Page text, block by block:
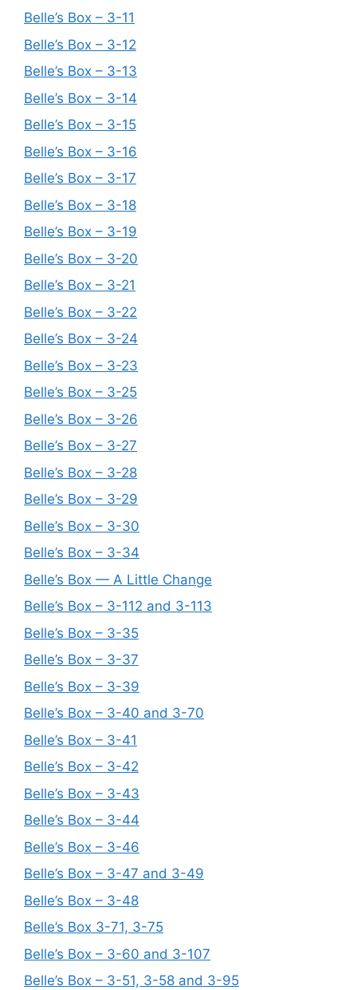
Belle’s Box – 3-11
Belle’s Box – 3-12
Belle’s Box – 3-13
Belle’s Box – 3-14
Belle’s Box – 3-15
Belle’s Box – 3-16
Belle’s Box – 3-17
Belle’s Box – 3-18
Belle’s Box – 3-19
Belle’s Box – 3-20
Belle’s Box – 3-21
Belle’s Box – 3-22
Belle’s Box – 3-24
Belle’s Box – 3-23
Belle’s Box – 3-25
Belle’s Box – 3-26
Belle’s Box – 3-27
Belle’s Box – 3-28
Belle’s Box – 3-29
Belle’s Box – 3-30
Belle’s Box – 3-34
Belle’s Box — A Little Change
Belle’s Box – 3-112 and 3-113
Belle’s Box – 3-35
Belle’s Box – 3-37
Belle’s Box – 3-39
Belle’s Box – 3-40 and 3-70
Belle’s Box – 3-41
Belle’s Box – 3-42
Belle’s Box – 3-43
Belle’s Box – 3-44
Belle’s Box – 3-46
Belle’s Box – 3-47 and 3-49
Belle’s Box – 3-48
Belle’s Box 3-71, 3-75
Belle’s Box – 3-60 and 3-107
Belle’s Box – 3-51, 3-58 and 3-95